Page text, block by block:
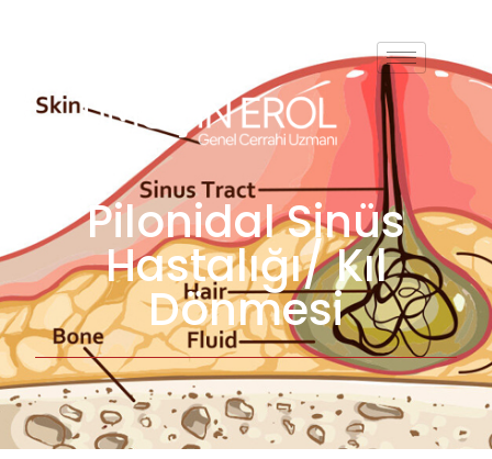
Pilonidal Sinüs
Hastalığı/ Kıl
Dönmesi